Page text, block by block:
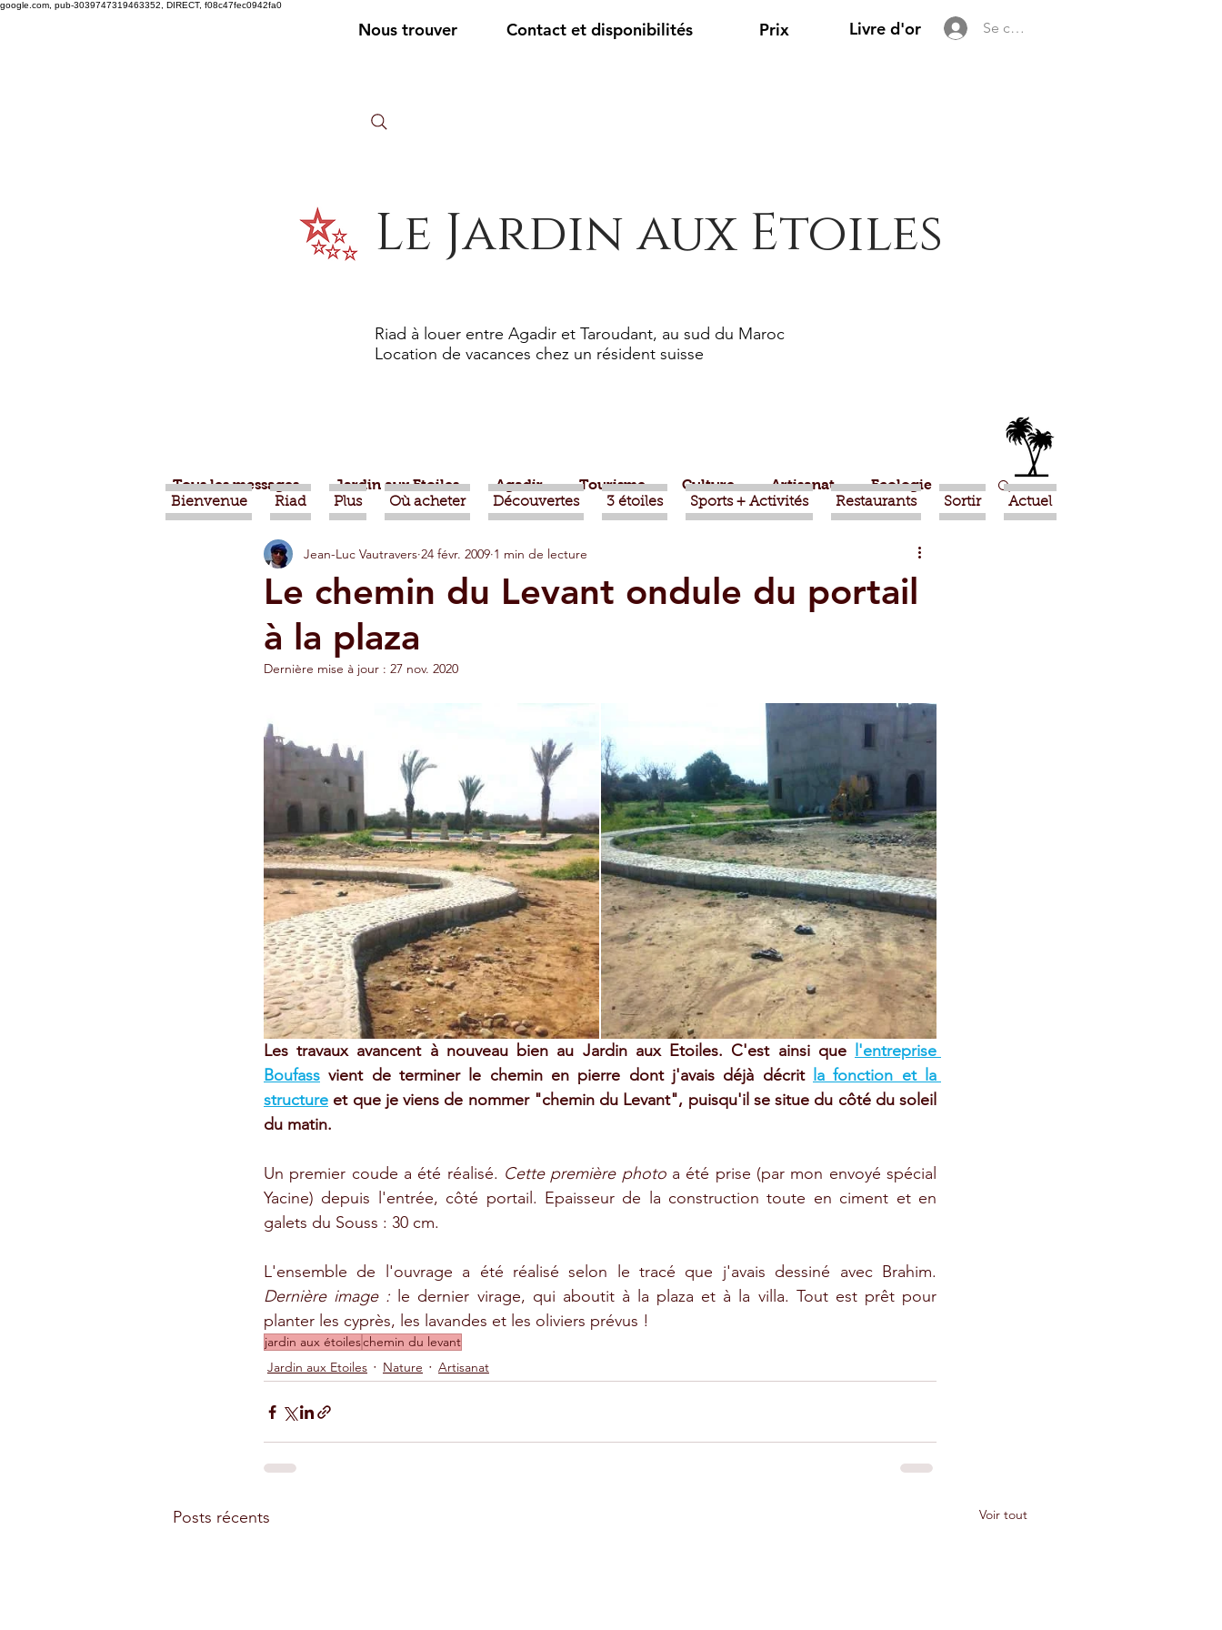
google.com, pub-3039747319463352, DIRECT, f08c47fec0942fa0
Nous trouver Contact et disponibilités Prix Livre d'or Se connecter
Le Jardin aux Etoiles
Riad à louer entre Agadir et Taroudant, au sud du Maroc
Location de vacances chez un résident suisse
Bienvenue Riad Plus Où acheter Découvertes 3 étoiles Sports + Activités Restaurants Sortir Actuel
Tous les messages Jardin aux Etoiles Agadir Tourisme Culture Artisanat Ecologie
Nature Berbère Politique Taroudant
Alimentation Evénements
Aziz Akhannouch Essaouira Religion
Jardins d'Agadir Ouarzazate Taghazout Tafraout
Le chemin du Levant ondule du portail
à la plaza
Jean-Luc Vautravers 24 févr. 2009 1 min de lecture
Dernière mise à jour : 27 nov. 2020
Les travaux avancent à nouveau bien au Jardin aux Etoiles. C'est ainsi que
l'entreprise
Boufass vient de terminer le chemin en pierre dont j'avais déjà décrit la fonction et la
structure et que je viens de nommer "chemin du Levant", puisqu'il se situe du côté du soleil
du matin.
Un premier coude a été réalisé. Cette première photo a été prise (par mon envoyé spécial
Yacine) depuis l'entrée, côté portail. Epaisseur de la construction toute en ciment et en
galets du Souss : 30 cm.
Dernière image : le dernier virage, qui aboutit à la plaza et à la villa. Tout est prêt pour
planter les cyprès, les lavandes et les oliviers prévus !
jardin aux étoileschemin du levant
Jardin aux Etoiles
Nature Artisanat
Posts récents Voir tout